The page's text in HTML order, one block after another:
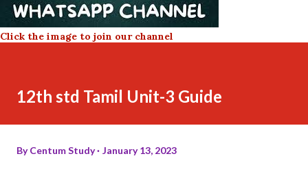
Click the image to join our channel
12th std Tamil Unit-3 Guide
ByCentum Study January 13, 2023